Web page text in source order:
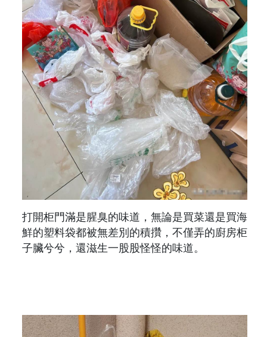
打開柜門滿是腥臭的味道，無論是買菜還是買海
鮮的塑料袋都被無差別的積攢，不僅弄的廚房柜
子臟兮兮，還滋生一股股怪怪的味道。